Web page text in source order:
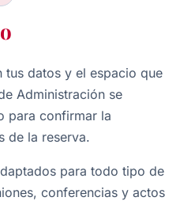
datos y el espacio que
Administración se
para confirmar la
de la reserva.
para todo tipo de
conferencias y actos